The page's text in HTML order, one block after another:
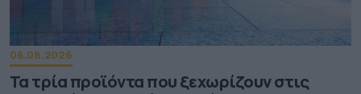
06.08.2026
Τα τρία προϊόντα που ξεχωρίζουν στις